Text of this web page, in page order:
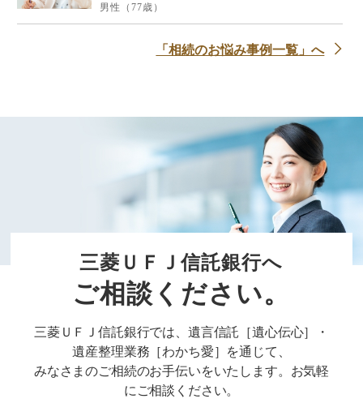
男性（77歳）
「相続のお悩み事例一覧」へ
三菱ＵＦＪ信託銀行へ
ご相談ください。
三菱ＵＦＪ信託銀行では、遺言信託［遺心伝心］・
遺産整理業務［わかち愛］を通じて、
みなさまのご相続のお手伝いをいたします。お気軽
にご相談ください。